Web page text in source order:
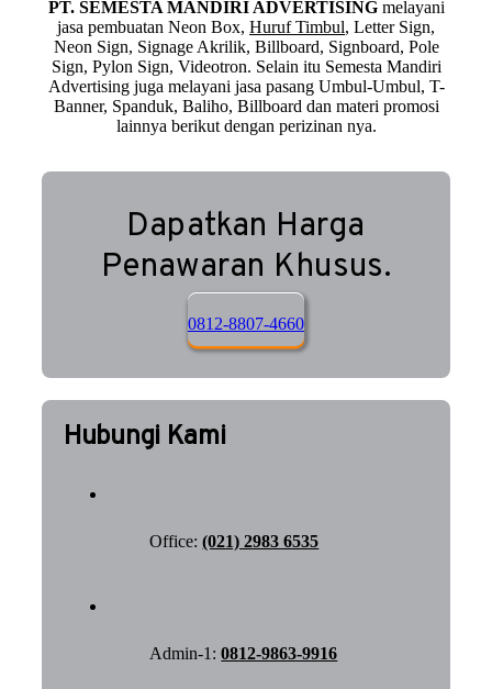
PT. SEMESTA MANDIRI ADVERTISINGmelayani
jasa pembuatan Neon Box, Huruf Timbul, Letter Sign,
Neon Sign, Signage Akrilik, Billboard, Signboard, Pole
Sign, Pylon Sign, Videotron. Selain itu Semesta Mandiri
Advertising juga melayani jasa pasang Umbul-Umbul, T-
Banner, Spanduk, Baliho, Billboard dan materi promosi
lainnya berikut dengan perizinan nya.
Dapatkan Harga
Penawaran Khusus.
0812-8807-4660
Hubungi Kami
Office:(021) 2983 6535
Admin-1:0812-9863-9916